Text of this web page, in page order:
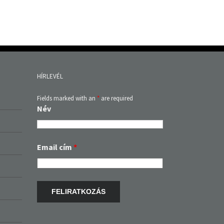
Fields marked with an
Email cím*